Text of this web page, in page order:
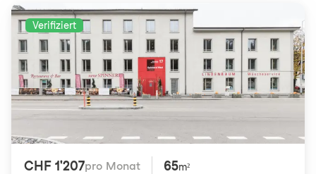
Verifiziert
CHF 1'207pro Monat 65m²